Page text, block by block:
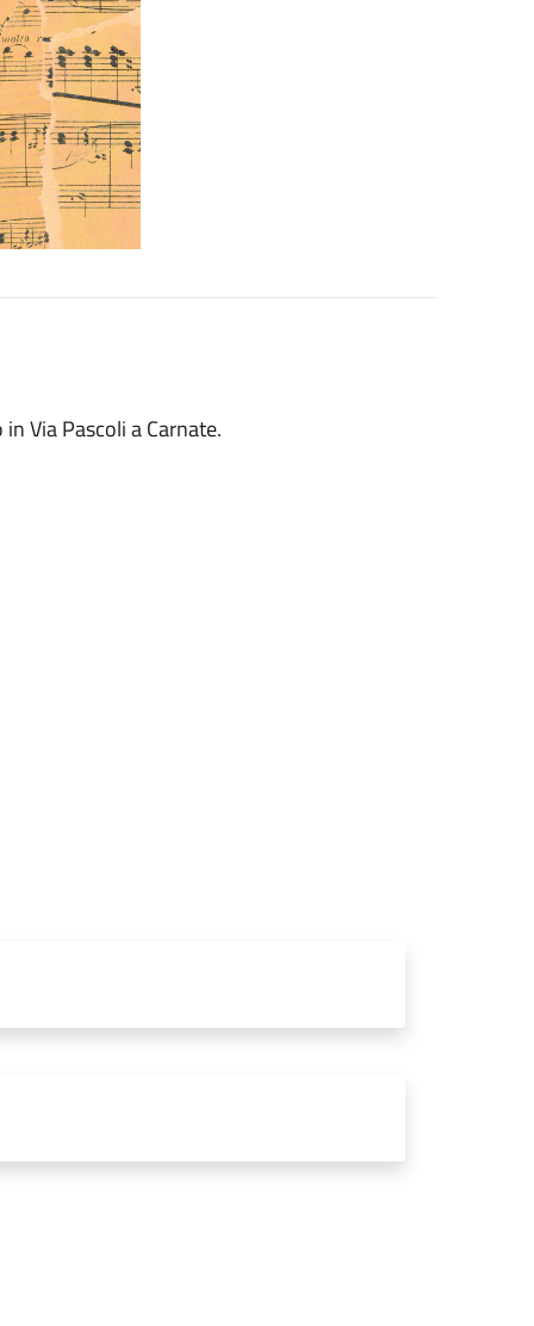
Via Pascoli a Carnate.